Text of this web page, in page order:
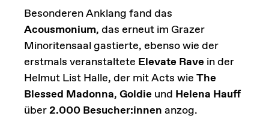
Besonderen Anklang fand das
Acousmonium, das erneut im Grazer
Minoritensaal gastierte, ebenso wie der
erstmals veranstaltete Elevate Rave in der
Helmut List Halle, der mit Acts wie The
Blessed Madonna, Goldie und Helena Hauff
über2.000 Besucher:innen anzog.